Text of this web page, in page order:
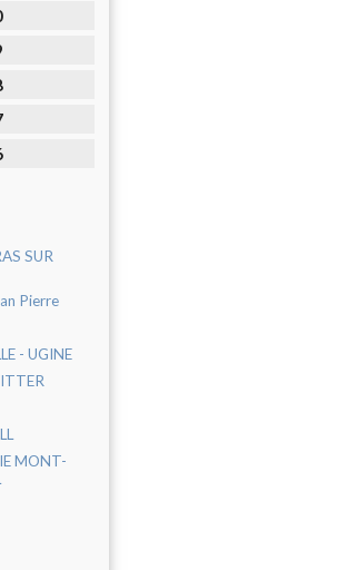
SUR
Pierre
- UGINE
MONT-